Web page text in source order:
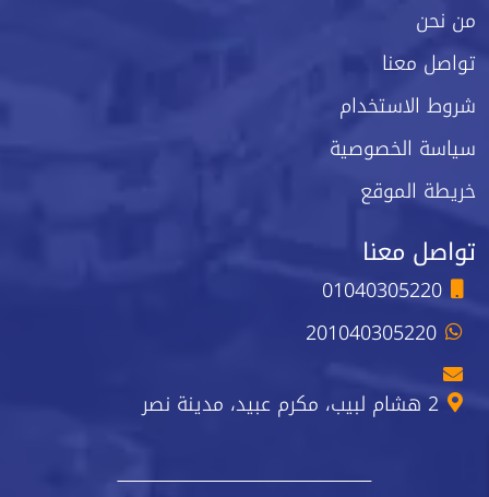
من نحن
تواصل معنا
شروط الاستخدام
سياسة الخصوصية
خريطة الموقع
تواصل معنا
01040305220
201040305220
2 هشام لبيب، مكرم عبيد، مدينة نصر